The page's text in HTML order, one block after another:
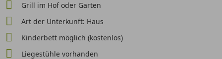
Grill im Hof oder Garten
Art der Unterkunft: Haus
Kinderbett möglich (kostenlos)
Liegestühle vorhanden